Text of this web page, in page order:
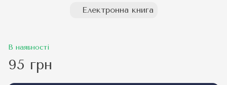
Електронна книга
В наявності
95 грн